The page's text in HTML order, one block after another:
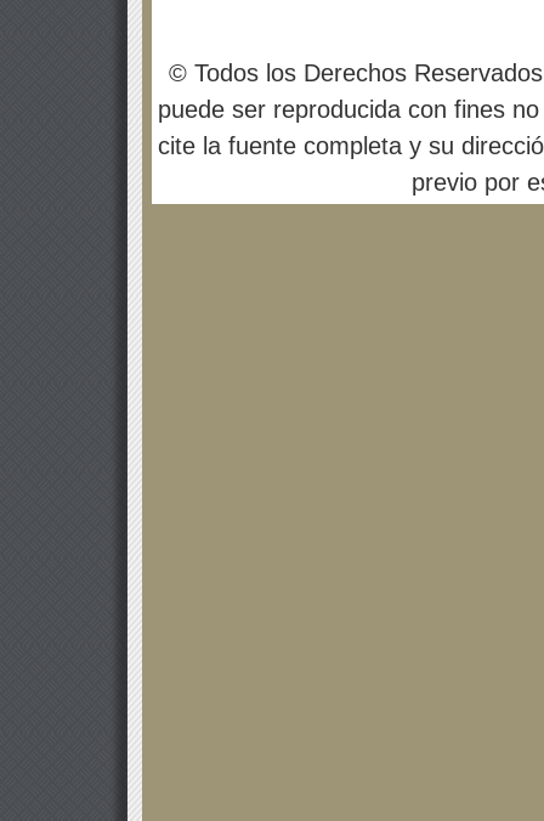
© Todos los Derechos
puede ser reproducida con fines
cite la fuente completa y su
previo por